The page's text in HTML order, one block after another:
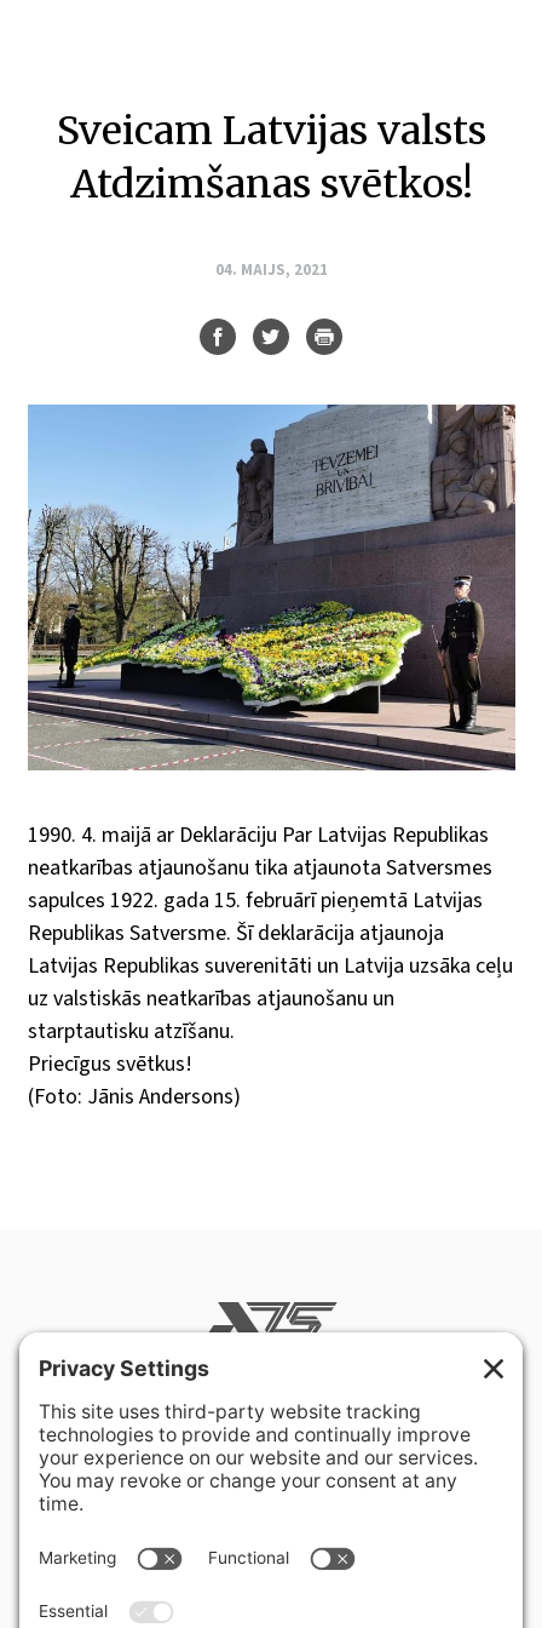
Sveicam Latvijas valsts
Atdzimšanas svētkos!
04. MAIJS, 2021
1990. 4. maijā ar Deklarāciju Par Latvijas Republikas
neatkarības atjaunošanu tika atjaunota Satversmes
sapulces 1922. gada 15. februārī pieņemtā Latvijas
Republikas Satversme. Šī deklarācija atjaunoja
Latvijas Republikas suverenitāti un Latvija uzsāka ceļu
uz valstiskās neatkarības atjaunošanu un
starptautisku atzīšanu.
Priecīgus svētkus!
(Foto: Jānis Andersons)
Rockville, MD 20850-3121 USA
+ 1 301 340 1914